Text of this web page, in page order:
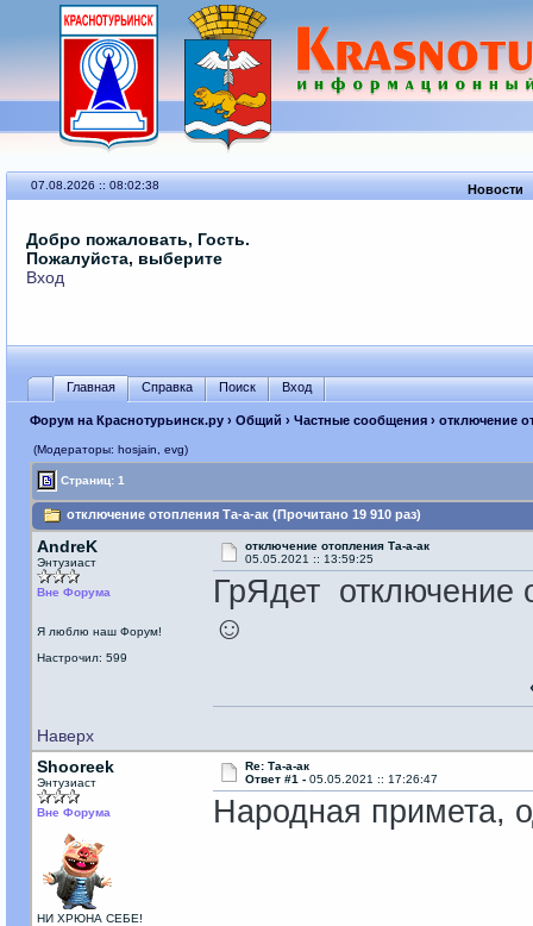
07.08.2026 :: 08:02:38 Новости
Добро пожаловать, Гость.
Пожалуйста, выберите
Вход
Главная Справка Поиск Вход
Форум на Краснотурьинск.ру› Общий › Частные сообщения› отключение
(Модераторы: hosjain, evg)
Страниц: 1
отключение отопления Та-а-ак (Прочитано 19 910 раз)
AndreK
Энтузиаст
Вне Форума
Я люблю наш Форум!
Настрочил: 599
отключение отопления Та-а-ак
05.05.2021 :: 13:59:25
ГрЯдет отключение
☺
Наверх
Shooreek
Энтузиаст
Вне Форума
НИ ХРЮНА СЕБЕ!
Re: Та-а-ак
Ответ #1 - 05.05.2021 :: 17:26:47
Народная примета,